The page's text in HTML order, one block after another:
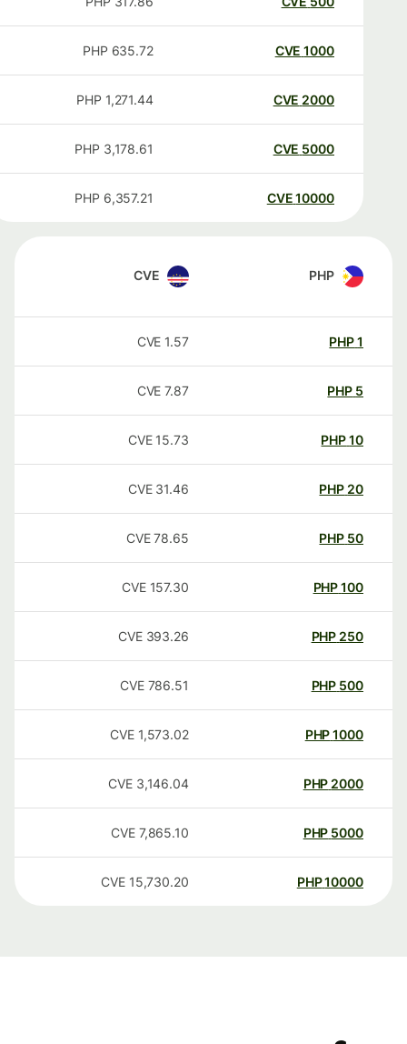
1000
CVE
635.72
PHP
2000
CVE
1,271.44
PHP
5000
CVE
3,178.61
PHP
10000
CVE
6,357.21
PHP
PHP
CVE
PHP
1.57
CVE
PHP
7.87
CVE
PHP
15.73
CVE
20
PHP
31.46
CVE
50
PHP
78.65
CVE
100
PHP
157.30
CVE
250
PHP
393.26
CVE
500
PHP
786.51
CVE
1000
PHP
1,573.02
CVE
2000
PHP
3,146.04
CVE
5000
PHP
7,865.10
CVE
10000
PHP
15,730.20
CVE